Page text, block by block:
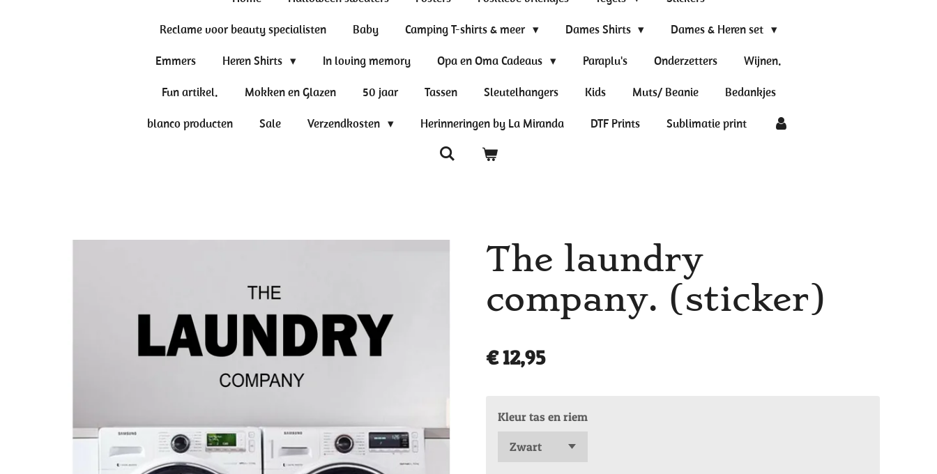
Reclame voor beauty specialisten Baby Camping T-shirts & meer Dames Shirts Dames & Heren set
Emmers Heren Shirts In loving memory Opa en Oma Cadeaus Paraplu's Onderzetters Wijnen.
Fun artikel. Mokken en Glazen 50 jaar Tassen Sleutelhangers Kids Muts/ Beanie Bedankjes
blanco producten Sale Verzendkosten Herinneringen by La Miranda DTF Prints Sublimatie print
The laundry
company. (sticker)
€ 12,95
Kleur tas en riem